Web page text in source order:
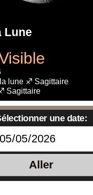
Lune
lune ♐ Sagittaire
Sagittaire
une date:
Aller